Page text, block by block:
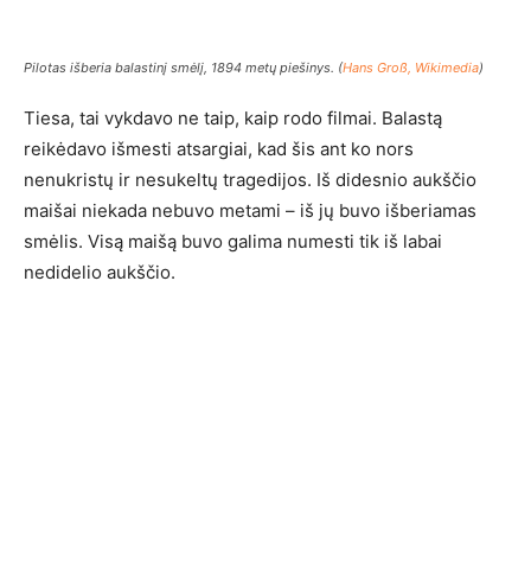
Pilotas išberia balastinį smėlį, 1894 metų piešinys. (Hans Groß, Wikimedia)
Tiesa, tai vykdavo ne taip, kaip rodo filmai. Balastą
reikėdavo išmesti atsargiai, kad šis ant ko nors
nenukristų ir nesukeltų tragedijos. Iš didesnio aukščio
maišai niekada nebuvo metami – iš jų buvo išberiamas
smėlis. Visą maišą buvo galima numesti tik iš labai
nedidelio aukščio.